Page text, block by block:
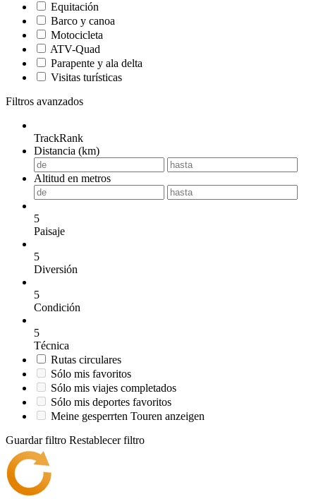
Equitación
Barco y canoa
Motocicleta
ATV-Quad
Parapente y ala delta
Visitas turísticas
Filtros avanzados
TrackRank
Distancia (km)
Altitud en metros
5
Paisaje
5
Diversión
5
Condición
5
Técnica
Rutas circulares
Sólo mis favoritos
Sólo mis viajes completados
Sólo mis deportes favoritos
Meine gesperrten Touren anzeigen
Guardar filtro Restablecer filtro